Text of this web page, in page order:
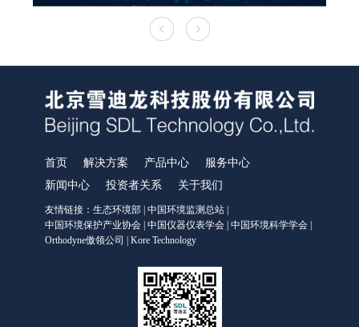
首页 解决方案 产品中心
服务中心
新闻中心
投资者关系 关于我们
友情链接： 生态环境部 中国环境监测总站
中国环境保护产业协会 中国仪器仪表学会 中国环境科学学会
Orthodyne傲领公司
Kore Technology